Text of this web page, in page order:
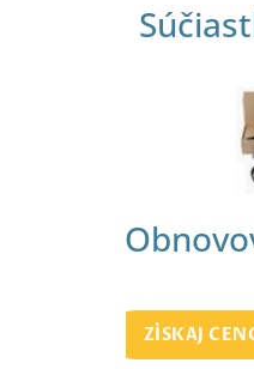
ZÍSKAJ